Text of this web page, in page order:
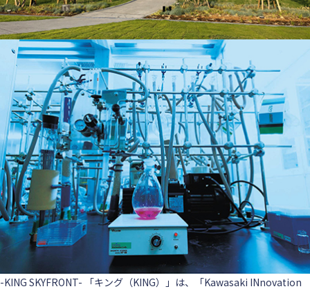
-KING SKYFRONT- 「キング（KING）」は、「Kawasaki INnovation